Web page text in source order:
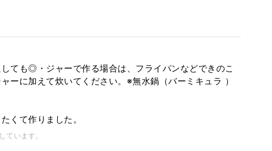
ても◎・ジャーで作る場合は、フライパンなどできのこ
ーに加えて炊いてください。※無水鍋（バーミキュラ ）
くて作りました。
ています。